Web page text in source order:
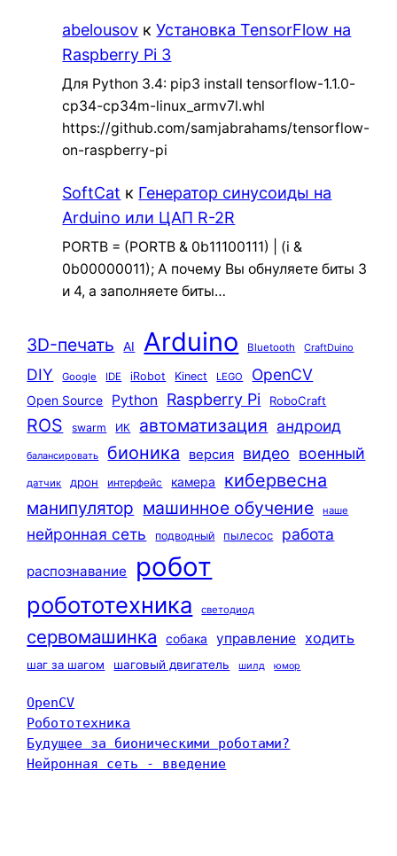
abelousov кУстановка TensorFlow на
Raspberry Pi 3
Для Python 3.4: pip3 install tensorflow-1.1.0-
cp34-cp34m-linux_armv7l.whl
https://github.com/samjabrahams/tensorflow-
on-raspberry-pi
SoftCat к Генератор синусоиды на
Arduino или ЦАП R-2R
PORTB = (PORTB & 0b11100111) | (i &
0b00000011); А почему Вы обнуляете биты 3
и 4, а заполняете биты…
3D-печать AI Arduino Bluetooth CraftDuino
DIY Google IDE iRobot Kinect LEGO OpenCV
Open Source Python Raspberry Pi RoboCraft
ROS swarm ИК автоматизация андроид
балансировать бионика версия видео военный
датчик дрон интерфейс камера кибервесна
манипулятор машинное обучение наше
нейронная сеть подводный пылесос работа
распознавание робот
робототехника светодиод
сервомашинка собака управление ходить
шаг за шагом шаговый двигатель шилд юмор
OpenCV
Робототехника
Будущее за бионическими роботами?
Нейронная сеть - введение